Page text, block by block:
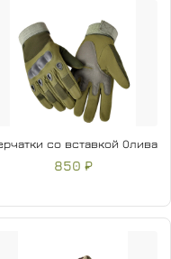
со вставкой Олива
850 ₽